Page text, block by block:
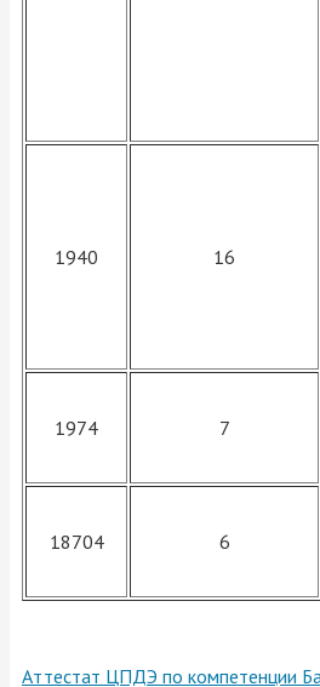
1940 16
1974 7
18704 6
Аттестат ЦПДЭ по компетенции